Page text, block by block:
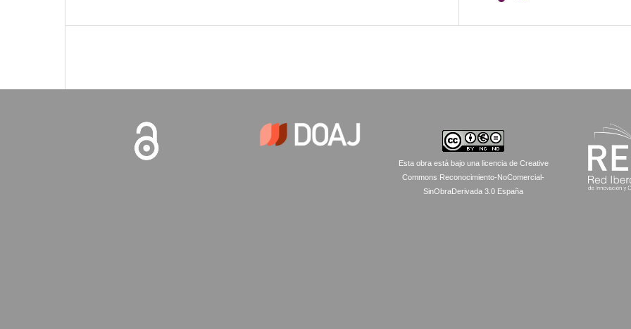
Esta obra está bajo una licencia de Creative
Commons Reconocimiento-NoComercial-
SinObraDerivada 3.0 España